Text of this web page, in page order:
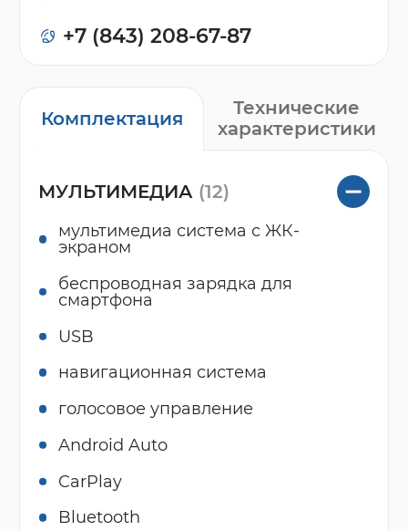
Комплектация
Технические
характеристики
МУЛЬТИМЕДИА (12)
мультимедиа система с ЖК-
экраном
беспроводная зарядка для
смартфона
USB
навигационная система
голосовое управление
Android Auto
CarPlay
Bluetooth
+7 (843) 208-67-87